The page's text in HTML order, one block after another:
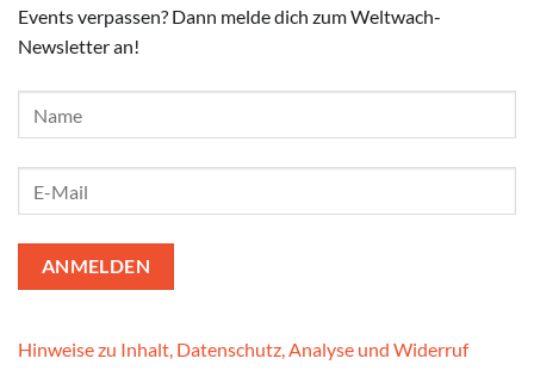
Events verpassen? Dann melde dich zum Weltwach-
Newsletter an!
Hinweise zu Inhalt, Datenschutz, Analyse und Widerruf